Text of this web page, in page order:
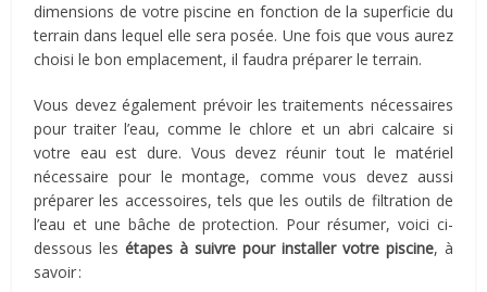
dimensions de votre piscine en fonction de la superficie du
terrain dans lequel elle sera posée. Une fois que vous aurez
choisi le bon emplacement, il faudra préparer le terrain.
Vous devez également prévoir les traitements nécessaires
pour traiter l’eau, comme le chlore et un abri calcaire si
votre eau est dure. Vous devez réunir tout le matériel
nécessaire pour le montage, comme vous devez aussi
préparer les accessoires, tels que les outils de filtration de
l’eau et une bâche de protection. Pour résumer, voici ci-
dessous lesétapes à suivre pour installer votre piscine, à
savoir :